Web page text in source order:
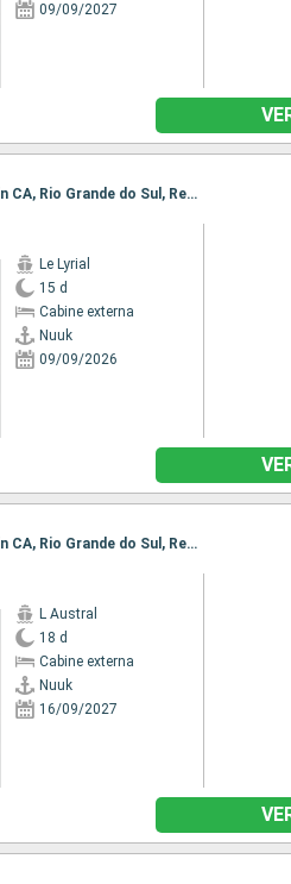
09/09/2027
Itinerário : Nuuk, Qeqertarsuaq, Iqaluit, Grinell glacier, Akpatok, Nachvak fjord, Nain CA, Rio Grande do Sul, Red Bay, Adamstown, Twillengate, Baie de Trinity, St Johns, Saint Pierre & Miquelon
Le Lyrial
15 d
Cabine externa
Nuuk
09/09/2026
Itinerário : Nuuk, Qeqertarsuaq, Iqaluit, Grinell glacier, Akpatok, Nachvak fjord, Nain CA, Rio Grande do Sul, Red Bay, Adamstown, Twillengate, Baie de Trinity, St Johns, Saint Pierre & Miquelon, Halifax
L Austral
18 d
Cabine externa
Nuuk
16/09/2027